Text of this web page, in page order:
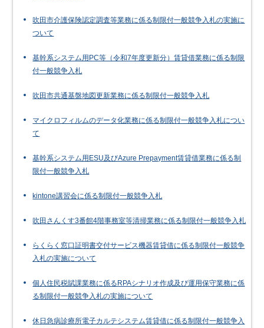
吹田市介護保険認定調査等業務に係る制限付一般競争入札の実施に
ついて
基幹系システム用PC等（令和7年度更新分）賃貸借業務に係る制限
付一般競争入札
吹田市共通基盤地図更新業務に係る制限付一般競争入札
マイクロフィルムのデータ化業務に係る制限付一般競争入札につい
て
基幹系システム用ESU及びAzure Prepayment賃貸借業務に係る制
限付一般競争入札
kintone講習会に係る制限付一般競争入札
吹田さんくす3番館4階事務室等清掃業務に係る制限付一般競争入札
らくらく窓口証明書交付サービス機器賃貸借に係る制限付一般競争
入札の実施について
個人住民税賦課業務に係るRPAシナリオ作成及び運用保守業務に係
る制限付一般競争入札の実施について
休日急病診療所電子カルテシステム賃貸借に係る制限付一般競争入